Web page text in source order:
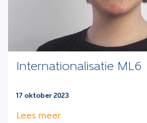
Internationalisatie ML6
17 oktober 2023
Lees meer